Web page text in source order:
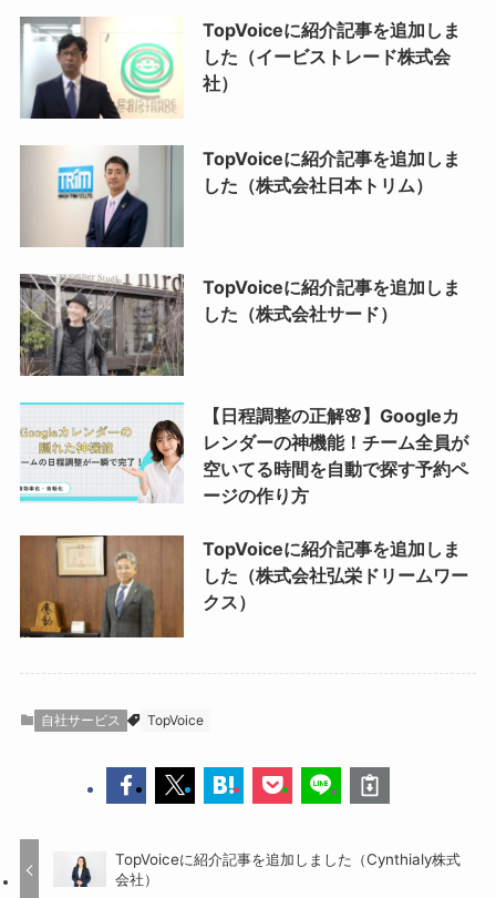
TopVoiceに紹介記事を追加しま
した（イービストレード株式会
社）
TopVoiceに紹介記事を追加しま
した（株式会社日本トリム）
TopVoiceに紹介記事を追加しま
した（株式会社サード）
【日程調整の正解🌸】Googleカ
レンダーの神機能！チーム全員が
空いてる時間を自動で探す予約ペ
ージの作り方
TopVoiceに紹介記事を追加しま
した（株式会社弘栄ドリームワー
クス）
自社サービス TopVoice
TopVoiceに紹介記事を追加しました（Cynthialy株式
会社）